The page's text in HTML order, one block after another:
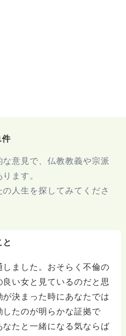
意見で、仏教教義や宗派
ます。
人生を探してみてくださ
ました。おそらく不倫の
い女と見ているのだと思
決まった時にあなたでは
たのが明らかな証拠で
たと一緒になる気ならば